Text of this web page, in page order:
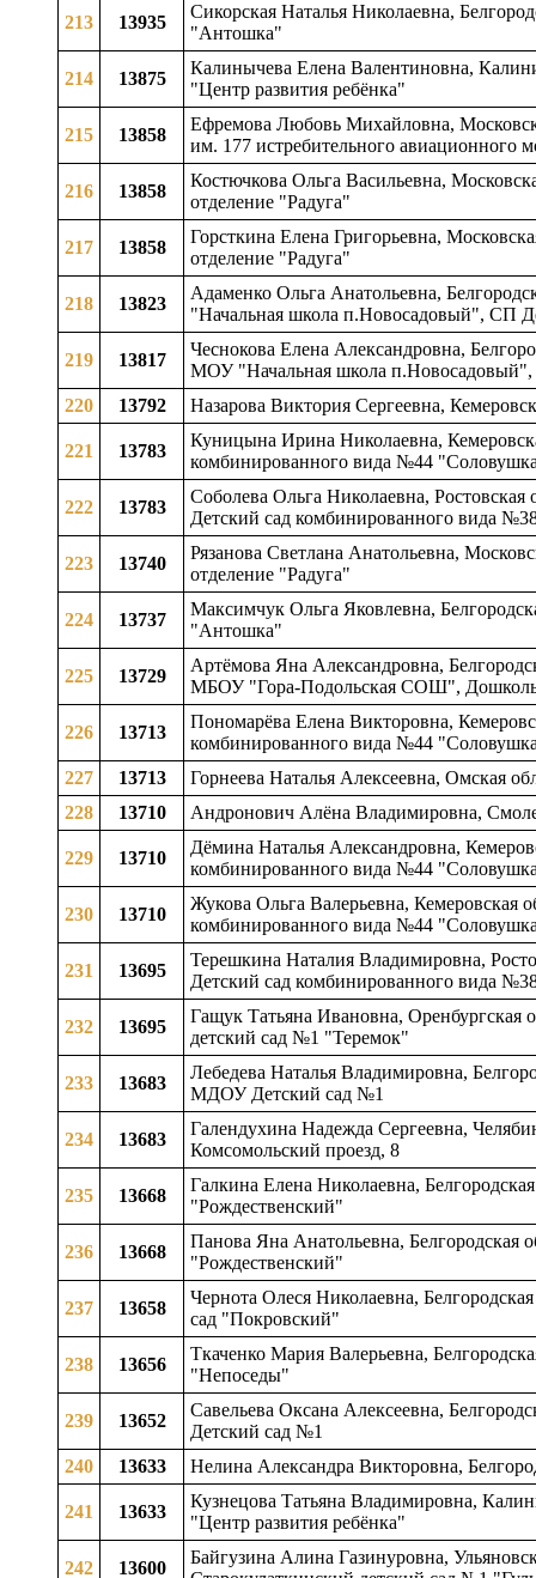
213 13935
Сикорская Наталья Николаевна,
"Антошка"
214 13875
Калинычева Елена Валентиновна,
"Центр развития ребёнка"
215 13858
Ефремова Любовь Михайловна,
им. 177 истребительного авиационного
216 13858
Костючкова Ольга Васильевна,
отделение "Радуга"
217 13858
Горсткина Елена Григорьевна,
отделение "Радуга"
218 13823
Адаменко Ольга Анатольевна,
"Начальная школа п.Новосадовый", СП
219 13817
Чеснокова Елена Александровна,
МОУ "Начальная школа
220
13792 Назарова Виктория Сергеевна,
221 13783
Куницына Ирина Николаевна,
комбинированного вида №44
222 13783
Соболева Ольга Николаевна,
Детский сад комбинированного вида
223 13740
Рязанова Светлана Анатольевна,
отделение "Радуга"
224 13737
Максимчук Ольга Яковлевна,
"Антошка"
225 13729
Артёмова Яна Александровна,
МБОУ "Гора-Подольская СОШ",
226 13713
Пономарёва Елена Викторовна,
комбинированного вида №44
227
13713
Горнеева Наталья Алексеевна, Омская
228
13710 Андронович Алёна Владимировна,
229 13710
Дёмина Наталья Александровна,
комбинированного вида №44
230 13710
Жукова Ольга Валерьевна,
комбинированного вида №44
231 13695
Терешкина Наталия Владимировна,
Детский сад комбинированного вида
232 13695
Гащук Татьяна Ивановна,
детский сад №1 "Теремок"
233 13683
Лебедева Наталья Владимировна,
МДОУ Детский сад №1
234 13683
Галендухина Надежда Сергеевна,
Комсомольский проезд, 8
235 13668
Галкина Елена Николаевна,
"Рождественский"
236 13668
Панова Яна Анатольевна, Белгородская
"Рождественский"
237 13658
Чернота Олеся Николаевна,
сад "Покровский"
238 13656
Ткаченко Мария Валерьевна,
"Непоседы"
239 13652
Савельева Оксана Алексеевна,
Детский сад №1
240
13633 Нелина Александра Викторовна,
241 13633
Кузнецова Татьяна Владимировна,
"Центр развития ребёнка"
242 13600
Байгузина Алина Газинуровна,